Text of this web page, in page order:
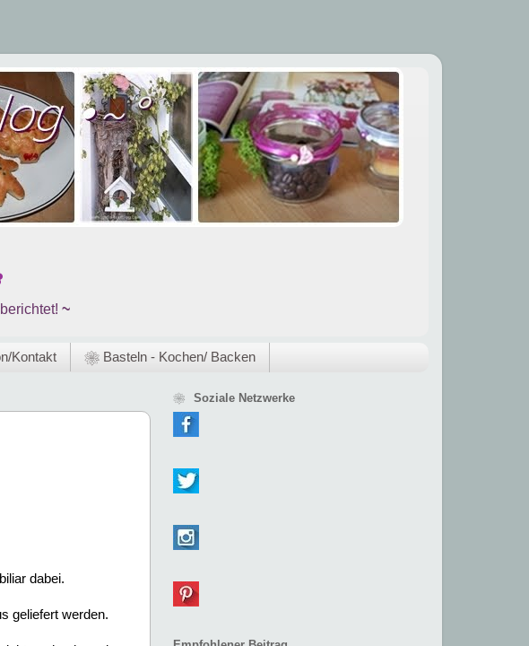
~
Kontakt ❀ Basteln - Kochen/ Backen
dabei.
geliefert werden.
❀ Soziale Netzwerke